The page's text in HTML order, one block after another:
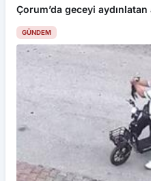
Çorum’da geceyi aydınlatan
GÜNDEM
Bu web sitesinde en iyi
çerezler kullanılmaktadır.
inceleyebilirsiniz.